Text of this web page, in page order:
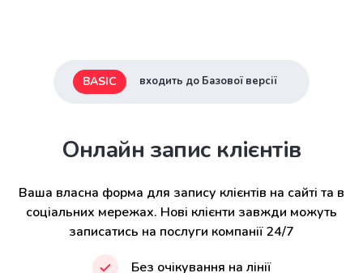
BASIC входить до Базової версії
Онлайн запис клієнтів
Ваша власна форма для запису клієнтів на сайті та в
соціальних мережах. Нові клієнти завжди можуть
записатись на послуги компанії 24/7
Без очікування на лінії